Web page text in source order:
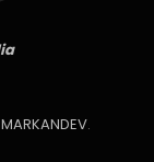
MARKANDEV.